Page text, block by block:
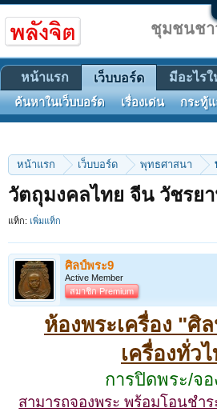
หน้าแรก เว็บบอร์ด พุทธศาสนา
วัตถุมงคลไทย จีน วัชรยา
แท็ก: เพิ่มแท็ก
ศิลป์พระ9
Active Member
สมาชิก Premium
ห้องพระเครื่อง "ศิ
เครื่องทั่ว
การปิดพระ/จอ
สามารถจองพระ พร้อมโอนชำ
ชุมชนชา
หน้าแรก เว็บบอร์ด
ค้นหาในเว็บบอร์ด เรื่องเด่น กระทู้
มีอะไร